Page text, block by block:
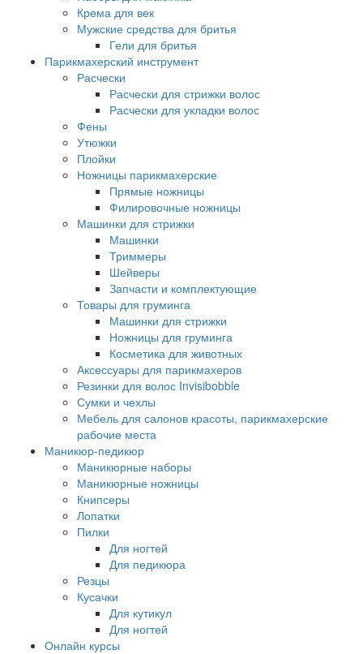
Крема для век
Мужские средства для бритья
Гели для бритья
Парикмахерский инструмент
Расчески
Расчески для стрижки волос
Расчески для укладки волос
Фены
Утюжки
Плойки
Ножницы парикмахерские
Прямые ножницы
Филировочные ножницы
Машинки для стрижки
Машинки
Триммеры
Шейверы
Запчасти и комплектующие
Товары для груминга
Машинки для стрижки
Ножницы для груминга
Косметика для животных
Аксессуары для парикмахеров
Резинки для волос Invisibobble
Сумки и чехлы
Мебель для салонов красоты, парикмахерские
рабочие места
Маникюр-педикюр
Маникюрные наборы
Маникюрные ножницы
Книпсеры
Лопатки
Пилки
Для ногтей
Для педикюра
Резцы
Кусачки
Для кутикул
Для ногтей
Онлайн курсы